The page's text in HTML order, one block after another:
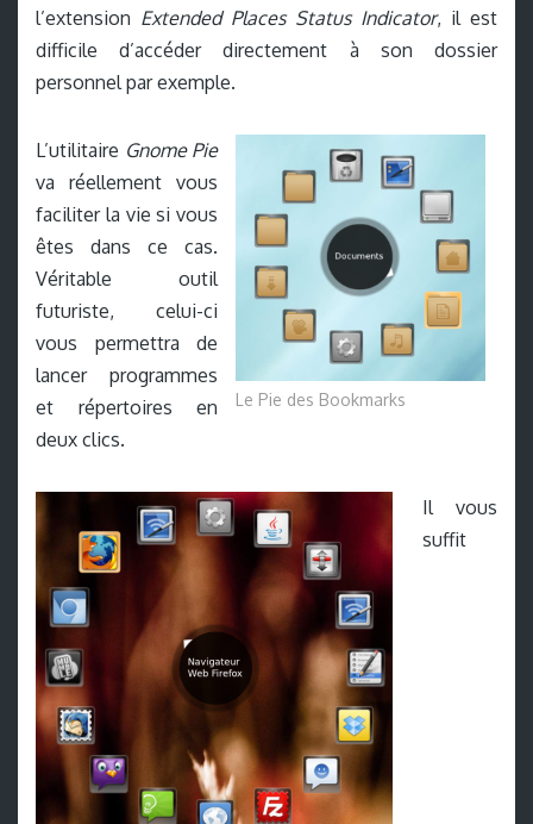
l’extension Extended Places Status Indicator, il est
difficile d’accéder directement à son dossier
personnel par exemple.
Le Pie des Bookmarks
L’utilitaire Gnome Pie
va réellement vous
faciliter la vie si vous
êtes dans ce cas.
Véritable outil
futuriste, celui-ci
vous permettra de
lancer programmes
et répertoires en
deux clics.
Il vous
suffit